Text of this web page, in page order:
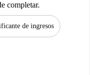
completar.
de ingresos